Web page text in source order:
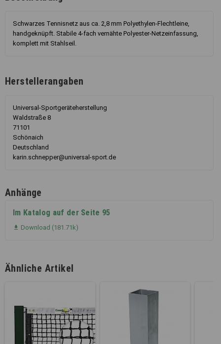
Schwarzes Tennisnetz aus ca. 2,8 mm Polyethylen-Flechtleine,
handgeknüpft. Stabile 4-fach vernähte Polyester-Netzeinfassung,
komplett mit Stahlseil.
Herstellerangaben
Universal-Sportgeräteherstellung
Waldstraße 8
71101
Schönaich
Deutschland
karin.schnepper@universal-sport.de
Anhänge
Im Katalog auf der Seite 95
 Download (181.71k)
Ähnliche Artikel